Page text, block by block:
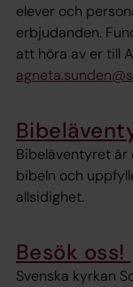
elever och
erbjudanden.
att höra av er till
Bibeläventyret är
bibeln och
allsidighet.
Besök oss!
Svenska kyrkan